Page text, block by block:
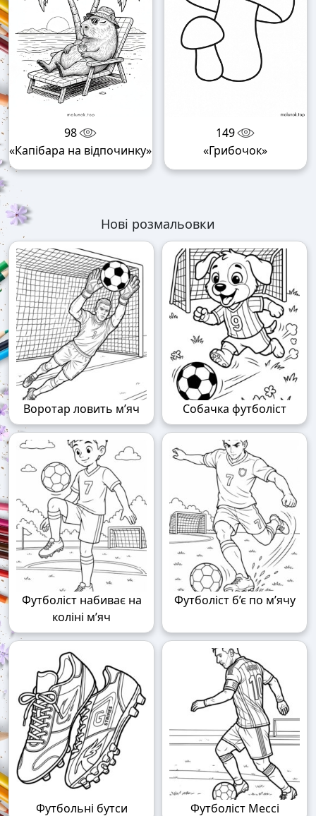
98
«Капібара на відпочинку»
149
«Грибочок»
Нові розмальовки
Воротар ловить м’яч Собачка футболіст
Футболіст набиває на
коліні м’яч
Футболіст б’є по м’ячу
Футбольні бутси Футболіст Мессі